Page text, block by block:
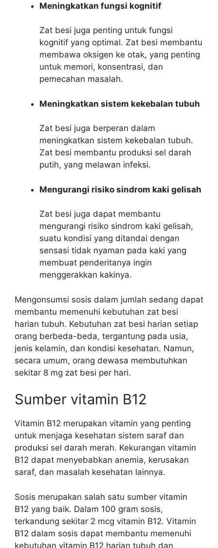
Meningkatkan fungsi kognitif
Zat besi juga penting untuk fungsi
kognitif yang optimal. Zat besi membantu
membawa oksigen ke otak, yang penting
untuk memori, konsentrasi, dan
pemecahan masalah.
Meningkatkan sistem kekebalan tubuh
Zat besi juga berperan dalam
meningkatkan sistem kekebalan tubuh.
Zat besi membantu produksi sel darah
putih, yang melawan infeksi.
Mengurangi risiko sindrom kaki gelisah
Zat besi juga dapat membantu
mengurangi risiko sindrom kaki gelisah,
suatu kondisi yang ditandai dengan
sensasi tidak nyaman pada kaki yang
membuat penderitanya ingin
menggerakkan kakinya.
Mengonsumsi sosis dalam jumlah sedang dapat
membantu memenuhi kebutuhan zat besi
harian tubuh. Kebutuhan zat besi harian setiap
orang berbeda-beda, tergantung pada usia,
jenis kelamin, dan kondisi kesehatan. Namun,
secara umum, orang dewasa membutuhkan
sekitar 8 mg zat besi per hari.
Sumber vitamin B12
Vitamin B12 merupakan vitamin yang penting
untuk menjaga kesehatan sistem saraf dan
produksi sel darah merah. Kekurangan vitamin
B12 dapat menyebabkan anemia, kerusakan
saraf, dan masalah kesehatan lainnya.
Sosis merupakan salah satu sumber vitamin
B12 yang baik. Dalam 100 gram sosis,
terkandung sekitar 2 mcg vitamin B12. Vitamin
B12 dalam sosis dapat membantu memenuhi
kebutuhan vitamin B12 harian tubuh dan